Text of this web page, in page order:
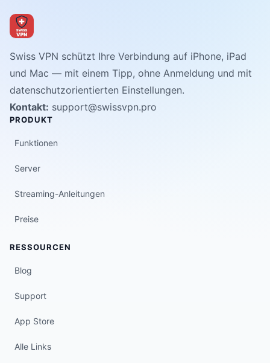
Swiss VPN schützt Ihre Verbindung auf iPhone, iPad
und Mac — mit einem Tipp, ohne Anmeldung und mit
datenschutzorientierten Einstellungen.
Kontakt: support@swissvpn.pro
PRODUKT
Funktionen
Server
Streaming-Anleitungen
Preise
RESSOURCEN
Blog
Support
App Store
Alle Links